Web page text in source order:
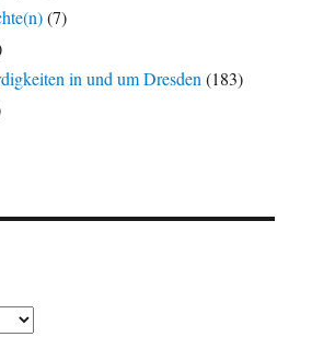
(7)
in und um Dresden (183)